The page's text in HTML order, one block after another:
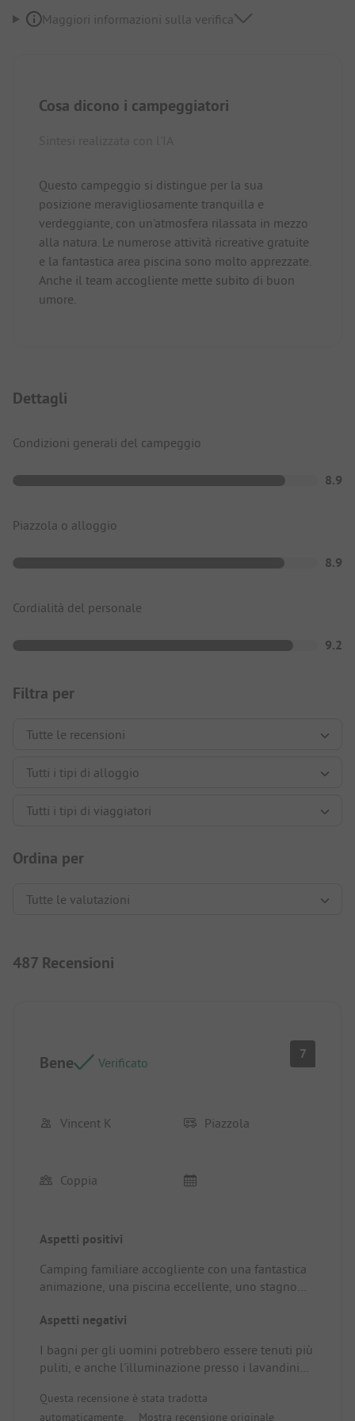
Maggiori informazioni sulla verifica
Cosa dicono i campeggiatori
Questo campeggio si distingue per la sua
posizione meravigliosamente tranquilla e
verdeggiante, con un'atmosfera rilassata in mezzo
alla natura. Le numerose attività ricreative gratuite
e la fantastica area piscina sono molto apprezzate.
Anche il team accogliente mette subito di buon
umore.
Dettagli
Condizioni generali del campeggio
8.9
Piazzola o alloggio
8.9
Cordialità del personale
9.2
Filtra per
Ordina per
487 Recensioni
Bene Verificato
7
Vincent K Piazzola
Coppia
Aspetti positivi
Camping familiare accogliente con una fantastica
animazione, una piscina eccellente, uno stagno
piacevole. Posto/Alloggio: Ottimo.
Aspetti negativi
I bagni per gli uomini potrebbero essere tenuti più
puliti, e anche l'illuminazione presso i lavandini
terrazza in un campeggio internazionale.
Questa recensione è stata tradotta
automaticamente.
Mostra recensione originale